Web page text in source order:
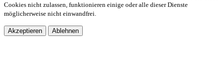
Cookies nicht zulassen, funktionieren einige oder alle dieser Dienste
möglicherweise nicht einwandfrei.
Akzeptieren Ablehnen